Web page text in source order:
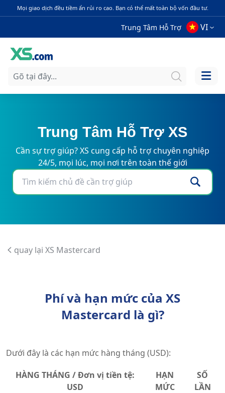
Mọi giao dịch đều tiềm ẩn rủi ro cao. Bạn có thể mất toàn bộ vốn đầu tư.
Trung Tâm Hỗ Trợ VI
Trung Tâm Hỗ Trợ XS
Cần sự trợ giúp? XS cung cấp hỗ trợ chuyên nghiệp
24/5, mọi lúc, mọi nơi trên toàn thế giới
quay lại XS Mastercard
Phí và hạn mức của XS
Mastercard là gì?
Dưới đây là các hạn mức hàng tháng (USD):
HÀNG THÁNG / Đơn vị tiền tệ:
USD
HẠN
MỨC
SỐ
LẦN